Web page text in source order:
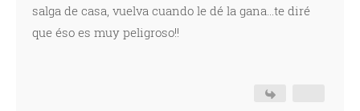
salga de casa, vuelva cuando le dé la gana...te diré
que éso es muy peligroso!!